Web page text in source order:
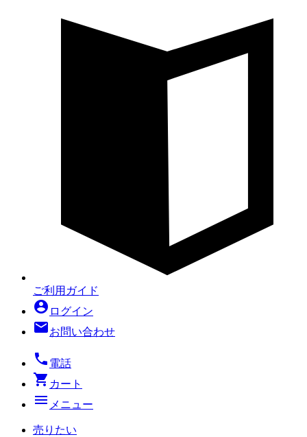
ご利用ガイド
account_circle ログイン
mailお問い合わせ
local_phone 電話
shopping_cart カート
menu メニュー
売りたい